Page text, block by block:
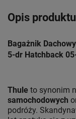
Opis
Bagażnik
5-dr Hatchback
Thule to synonim
samochodowych
podróży.